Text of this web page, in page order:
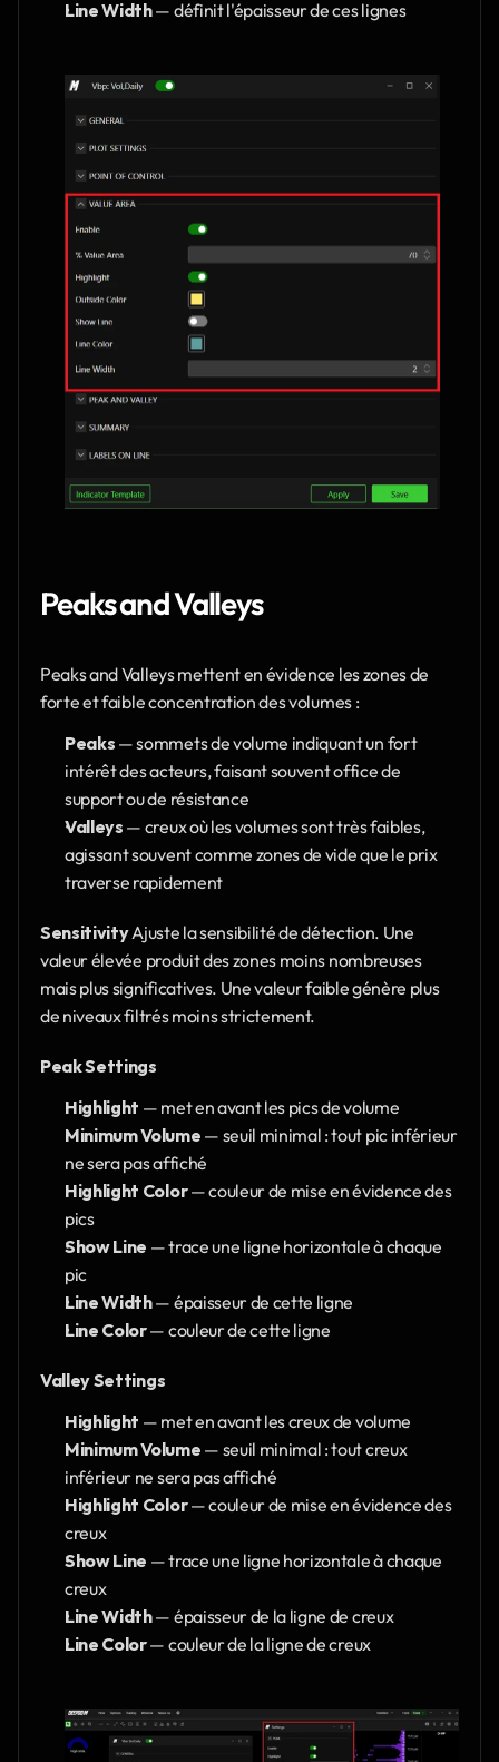
Line Width — définit l'épaisseur de ces lignes
Peaks and Valleys
Peaks and Valleys mettent en évidence les zones de
forte et faible concentration des volumes :
Peaks — sommets de volume indiquant un fort
intérêt des acteurs, faisant souvent office de
support ou de résistance
Valleys — creux où les volumes sont très faibles,
agissant souvent comme zones de vide que le prix
traverse rapidement
Sensitivity Ajuste la sensibilité de détection. Une
valeur élevée produit des zones moins nombreuses
mais plus significatives. Une valeur faible génère plus
de niveaux filtrés moins strictement.
Peak Settings
Highlight — met en avant les pics de volume
Minimum Volume — seuil minimal : tout pic inférieur
ne sera pas affiché
Highlight Color — couleur de mise en évidence des
pics
Show Line — trace une ligne horizontale à chaque
pic
Line Width — épaisseur de cette ligne
Line Color — couleur de cette ligne
Valley Settings
Highlight — met en avant les creux de volume
Minimum Volume — seuil minimal : tout creux
inférieur ne sera pas affiché
Highlight Color — couleur de mise en évidence des
creux
Show Line — trace une ligne horizontale à chaque
creux
Line Width — épaisseur de la ligne de creux
Line Color — couleur de la ligne de creux